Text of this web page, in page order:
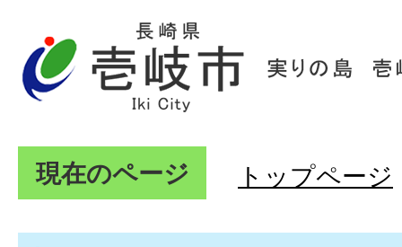
現在のページ トップページ